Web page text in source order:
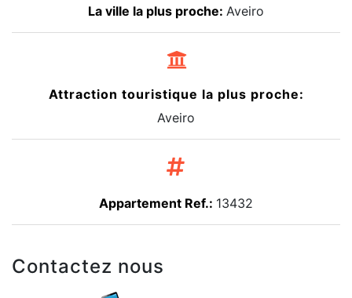
La ville la plus proche: Aveiro
Attraction touristique la plus proche:
Aveiro
Appartement Ref.: 13432
Contactez nous